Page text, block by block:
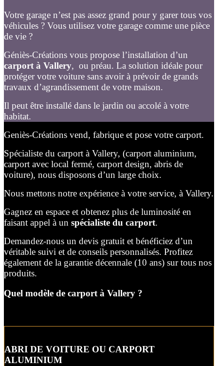
Votre garage n’est pas assez grand pour y garer tous vos
véhicules ? Vous utilisez votre garage comme une pièce
de vie ?
Géniès-Créations vous propose l’installation d’un
carport à Vallery, ou préau. La solution idéale pour
protéger votre voiture sans avoir à prévoir de grands
travaux d’agrandissement de votre maison.
Il peut être installé dans le jardin ou accolé à votre
habitat.
Geniès-Créations vend, fabrique et pose votre carport.
Spécialiste du carport à Vallery, (carport aluminium,
carport avec local fermé, carport design, abris de
voiture), nous disposons d’un large choix.
Nous mettons notre expérience à votre service, à Vallery.
Gagnez en espace et obtenez plus de luminosité en
faisant appel à un spécialiste du carport.
Demandez-nous un devis gratuit et bénéficiez d’un
véritable suivi et de conseils personnalisés. Profitez
également de la garantie décennale (10 ans) sur tous nos
produits.
Quel modèle de carport à Vallery ?
ABRI DE VOITURE OU CARPORT
ALUMINIUM